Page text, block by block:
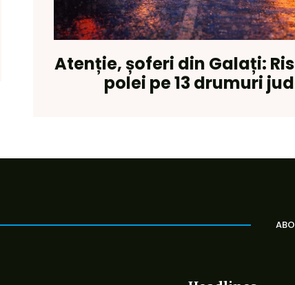
Atenție, șoferi din Galați:
polei pe 13 drumuri